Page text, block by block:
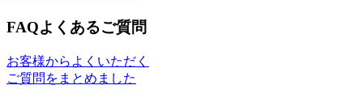
FAQよくあるご質問
お客様からよくいただく
ご質問をまとめました